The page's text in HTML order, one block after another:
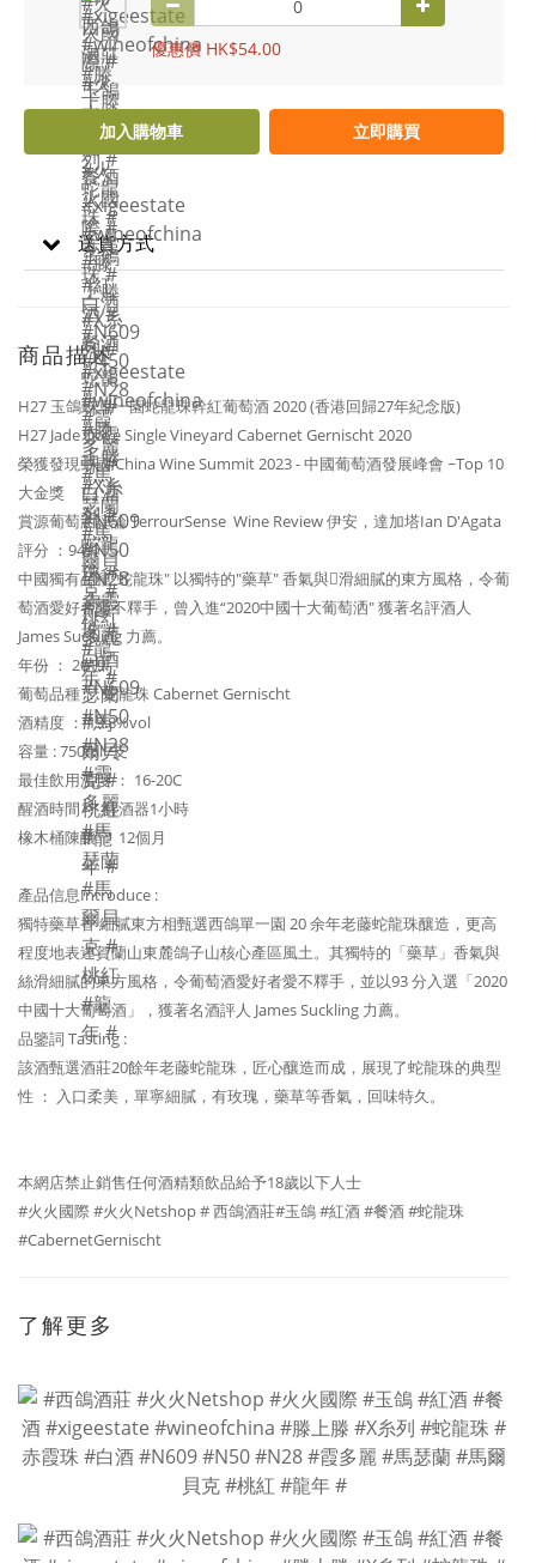
優惠價 HK$54.00
加入購物車 立即購買
送貨方式
商品描述
H27 玉鴿® 單一園蛇龍珠幹紅葡萄酒 2020 (香港回歸27年紀念版)
H27 Jade Dove Single Vineyard Cabernet Gernischt 2020
榮獲發現中國 China Wine Summit 2023 - 中國葡萄酒發展峰會 ~Top 10
大金獎
賞源葡萄洒評論 TerrourSense Wine Review 伊安，達加塔Ian D'Agata
評分 ：94分
中國獨有品種“蛇龍珠" 以獨特的"藥草" 香氣與滑細膩的東方風格，令葡
萄酒愛好者愛不釋手，曾入進“2020中國十大葡萄洒" 獲著名評酒人
James Suckling 力薦。
年份 ： 2019
葡萄品種 ： 蛇龍珠 Cabernet Gernischt
酒精度 ： 13.8%vol
容量 : 750ml /支
最佳飲用温度 ： 16-20C
醒酒時間 ： 醒酒器1小時
橡木桶陳釀 ： 12個月
產品信息Introduce :
獨特藥草香 細膩東方相甄選西鴿單一園 20 余年老藤蛇龍珠釀造，更高
程度地表達賀蘭山東麓鴿子山核心產區風土。其獨特的「藥草」香氣與
絲滑細膩的東方風格，令葡萄酒愛好者愛不釋手，並以93 分入選「2020
中國十大葡萄酒」，獲著名酒評人 James Suckling 力薦。
品鑒詞 Tasting :
該酒甄選酒莊20餘年老藤蛇龍珠，匠心釀造而成，展現了蛇龍珠的典型
性 ： 入口柔美，單寧細膩，有玫瑰，藥草等香氣，回味特久。
本網店禁止銷售任何酒精類飲品給予18歲以下人士
#火火國際 #火火Netshop # 西鴿酒莊#玉鴿 #紅酒 #餐酒 #蛇龍珠
#CabernetGernischt
了解更多